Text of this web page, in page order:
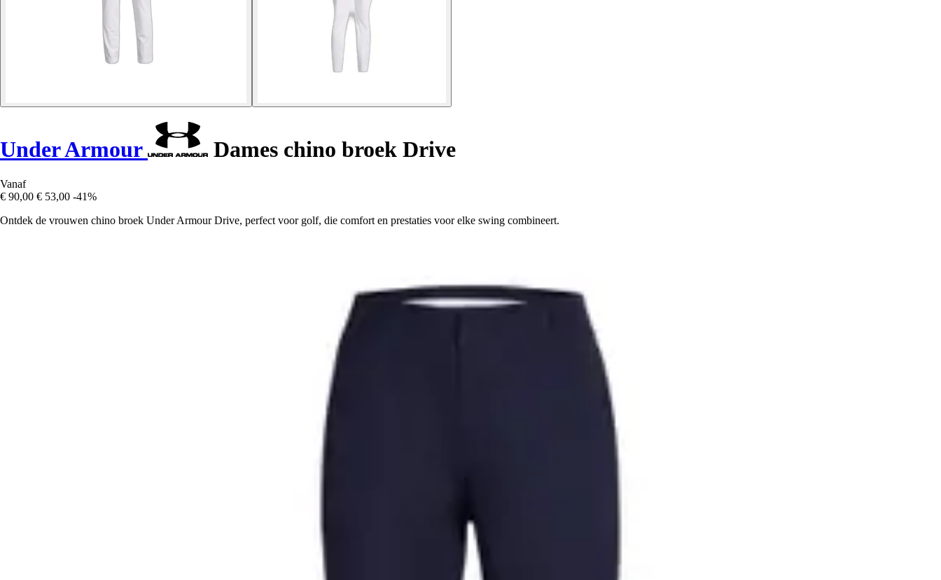
Under Armour Dames chino broek Drive
Vanaf
€ 90,00 € 53,00 -41%
Ontdek de vrouwen chino broek Under Armour Drive, perfect voor golf, die comfort en prestaties voor elke swing combineert.